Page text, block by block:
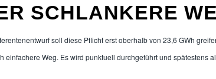
SCHLANKERE
soll diese Pflicht erst oberhalb von 23,6 GWh
Weg. Es wird punktuell durchgeführt und spätestens